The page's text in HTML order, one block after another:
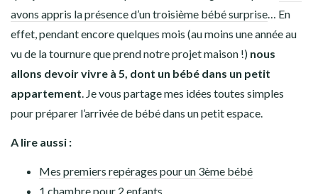
avons appris la présence d’un troisième bébé surprise… En
effet, pendant encore quelques mois (au moins une année au
vu de la tournure que prend notre projet maison !) nous
allons devoir vivre à 5, dont un bébé dans un petit
appartement. Je vous partage mes idées toutes simples
pour préparer l’arrivée de bébé dans un petit espace.
A lire aussi :
Mes premiers repérages pour un 3ème bébé
1 chambre pour 2 enfants